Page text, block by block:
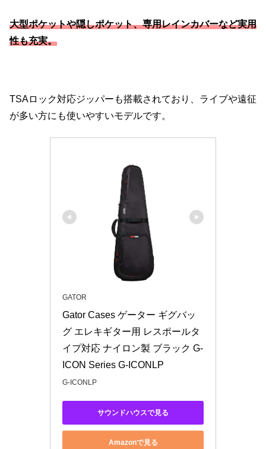
大型ポケットや隠しポケット、専用レインカバーなど実用
性も充実。
TSAロック対応ジッパーも搭載されており、ライブや遠征
が多い方にも使いやすいモデルです。
GATOR
Gator Cases ゲーター ギグバッ
グ エレキギター用 レスポールタ
イプ対応 ナイロン製 ブラック G-
ICON Series G-ICONLP
G-ICONLP
サウンドハウスで見る
Amazonで見る